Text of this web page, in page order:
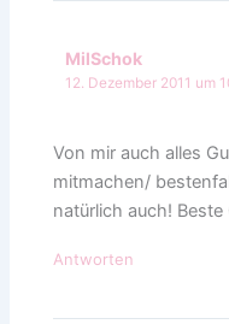
MilSchok
12. Dezember 2011 um
Von mir auch alles
mitmachen/
natürlich auch! Beste
Antworten